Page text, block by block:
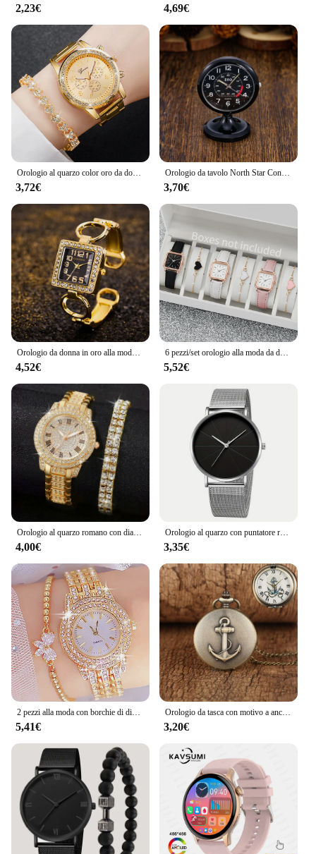
2,23€ 4,69€
Orologio al quarzo color oro da donna alla moda in acciaio inossidabile e bracciale con diamanti
3,72€
Orologio da tavolo North Star Controlla l'ora Orologio da comodino Semplice allarme elettronico Orologio da tavolo con luce notturna Orologio al quarzo Orologio da tasca
3,70€
Orologio da donna in oro alla moda Bracciale rigido in acciaio inossidabile Orologi di lusso per donna Orologio da polso al quarzo da donna Relogio
4,52€
6 pezzi/set orologio alla moda da donna quadrato quadrante semplice orologio al quarzo in pelle con set di braccialetti d'amore
5,52€
Orologio al quarzo romano con diamante pieno in lega di moda di lusso con set regalo con bracciale a doppia fila di diamanti
4,00€
Orologio al quarzo con puntatore rotondo Casual orologio da polso con cinturino in maglia analogico con quadrante Geo grande per donna uomo
3,35€
2 pezzi alla moda con borchie di diamanti in vera lega per unghie Set orologio da polso al quarzo per orologi da donna
5,41€
Orologio da tasca con motivo a ancoraggio per nave pirata orologio al quarzo retrò con arco e freccia orologio con collana retrò
3,20€